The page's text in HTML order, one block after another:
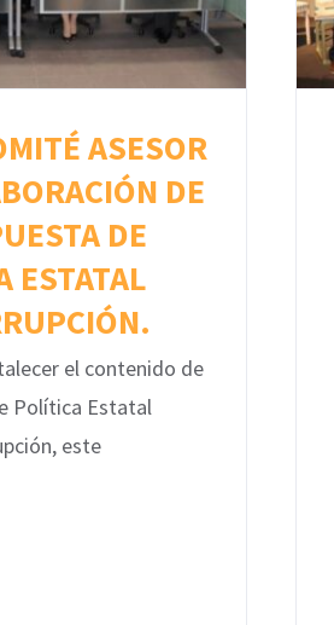
ASESOR
DE
DE
ESTATAL
el contenido de
Política Estatal
este